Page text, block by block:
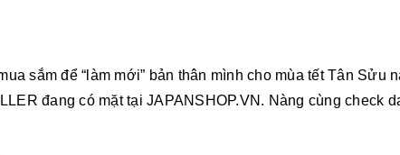
sắm để “làm mới” bản thân mình cho mùa tết Tân Sửu
đang có mặt tại JAPANSHOP.VN. Nàng cùng check